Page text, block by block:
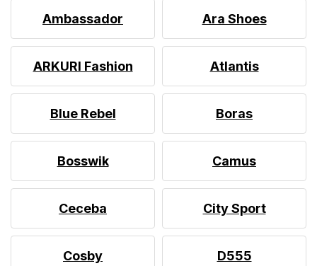
Ambassador Ara Shoes
ARKURI Fashion Atlantis
Blue Rebel Boras
Bosswik Camus
Ceceba City Sport
Cosby D555